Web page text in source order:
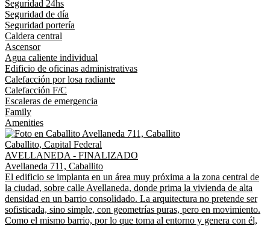
Seguridad 24hs
Seguridad de día
Seguridad portería
Caldera central
Ascensor
Agua caliente individual
Edificio de oficinas administrativas
Calefacción por losa radiante
Calefacción F/C
Escaleras de emergencia
Family
Amenities
Caballito, Capital Federal
AVELLANEDA - FINALIZADO
Avellaneda 711, Caballito
El edificio se implanta en un área muy próxima a la zona central de
la ciudad, sobre calle Avellaneda, donde prima la vivienda de alta
densidad en un barrio consolidado. La arquitectura no pretende ser
sofisticada, sino simple, con geometrías puras, pero en movimiento.
Como el mismo barrio, por lo que toma al entorno y genera con él,